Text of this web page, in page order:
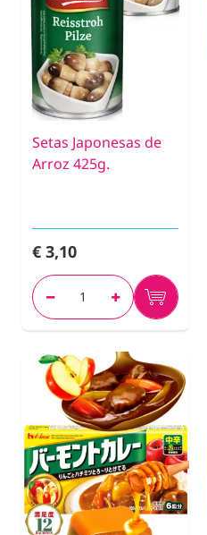
Setas Japonesas de
Arroz 425g.
€ 3,10